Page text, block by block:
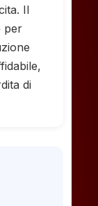
Il
per
di